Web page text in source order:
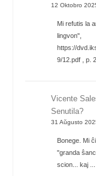
12 Oktobro
Mi refutis la
lingvon",
https://
9/12.pdf , p.
Vicente
Senutila?
31 Aŭgusto
Bonege. Mi
"granda
scion... kaj